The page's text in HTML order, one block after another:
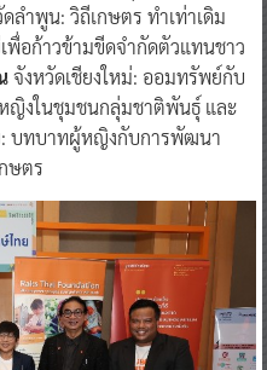
ลำพูน: วิถีเกษตร ทำเท่าเดิม
พื่อก้าวข้ามขีดจำกัดตัวแทนชาว
จังหวัดเชียงใหม่: ออมทรัพย์กับ
งในชุมชนกลุ่มชาติพันธุ์ และ
: บทบาทผู้หญิงกับการพัฒนา
ษตร